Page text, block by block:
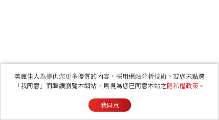
美麗佳人為提供您更多優質的內容，採用網站分析技術。若您未點選
「我同意」而繼續瀏覽本網站，則視為您已同意本站之隱私權政策 。
我同意